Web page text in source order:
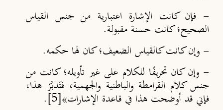
- فإن كانت الإشارة اعتبارية من جنس القياس
الصحيح؛ كانت حسنة مقبولة.
- وإن كانت كالقياس الضعيف؛ كان لها حكمه.
- وإن كان تحريفا للكلام على غير تأويله؛ كانت من
جنس كلام القرامطة والباطنية والجهمية، فتَدبَّرْ هذا،
فإني قد أوضحت هذا في قاعدة الإشارات»[5]
.